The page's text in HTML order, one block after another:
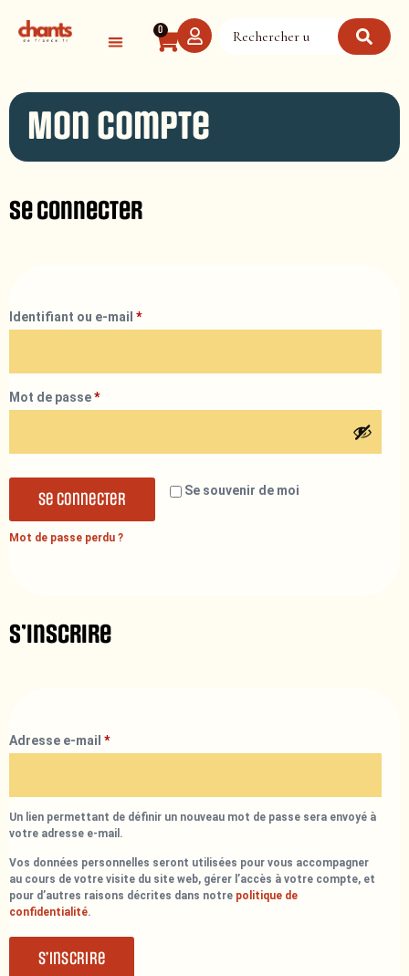
0
Mon compte
Se connecter
Identifiant ou e-mail *
Mot de passe*
Se souvenir de moi
Se connecter
Mot de passe perdu ?
S’inscrire
Adresse e-mail *
Un lien permettant de définir un nouveau mot de passe sera envoyé à
votre adresse e-mail.
Vos données personnelles seront utilisées pour vous accompagner
au cours de votre visite du site web, gérer l’accès à votre compte, et
pour d’autres raisons décrites dans notre politique de
confidentialité.
S’inscrire